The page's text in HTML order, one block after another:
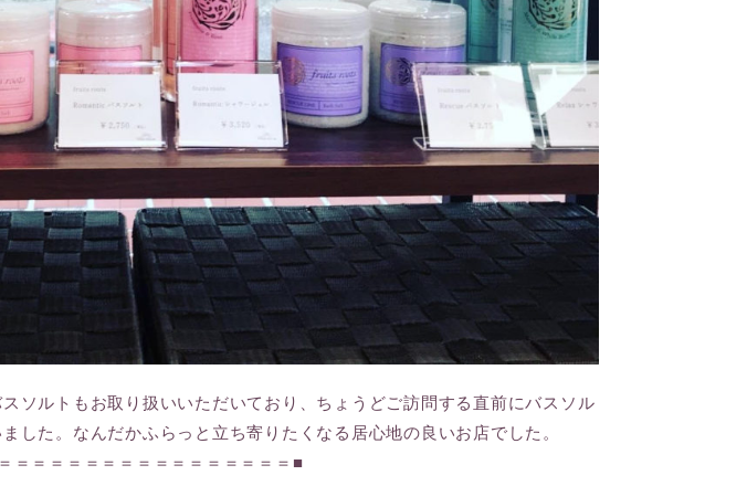
ソルトもお取り扱いいただいており、ちょうどご訪問する直前にバスソル
した。なんだかふらっと立ち寄りたくなる居心地の良いお店でした。
＝＝＝＝＝＝＝＝＝＝＝＝＝＝＝＝■